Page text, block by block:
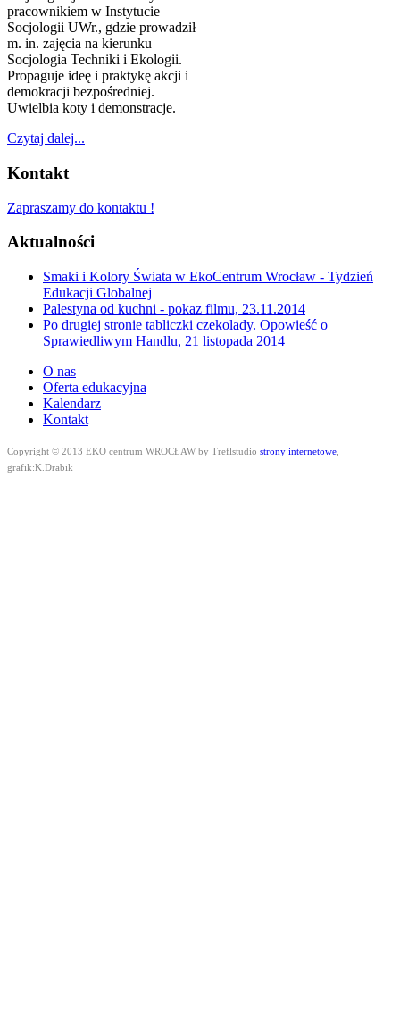
pracownikiem w Instytucie
Socjologii UWr., gdzie prowadził
m. in. zajęcia na kierunku
Socjologia Techniki i Ekologii.
Propaguje ideę i praktykę akcji i
demokracji bezpośredniej.
Uwielbia koty i demonstracje.
Czytaj dalej...
Kontakt
Zapraszamy do kontaktu !
Aktualności
Smaki i Kolory Świata w EkoCentrum Wrocław - Tydzień
Edukacji Globalnej
Palestyna od kuchni - pokaz filmu, 23.11.2014
Po drugiej stronie tabliczki czekolady. Opowieść o
Sprawiedliwym Handlu, 21 listopada 2014
O nas
Oferta edukacyjna
Kalendarz
Kontakt
Copyright © 2013 EKO centrum WROCŁAW by Treflstudio strony internetowe
grafik:K.Drabik